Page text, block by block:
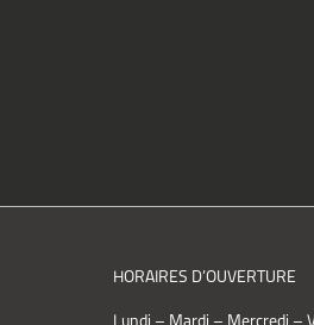
HORAIRES D’OUVERTURE
Lundi – Mardi – Mercredi –